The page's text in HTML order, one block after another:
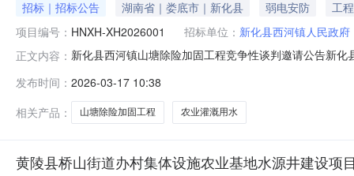
招标｜招标公告 湖南省｜娄底市｜新化县 弱电安防
工程
项目编号： HNXH-XH2026001 招标单位： 新化县西河镇人民政府
正文内容： 新化县西河镇山塘除险加固工程竞争性谈判邀请公告新
准所属行业：其他未列明行业；5.合同定价方式：固定
能产品进口产品新
发布时间： 2026-03-17 10:38
相关产品：
山塘除险加固工程 农业灌溉用水
黄陵县桥山街道办村集体设施农业基地水源井建设项